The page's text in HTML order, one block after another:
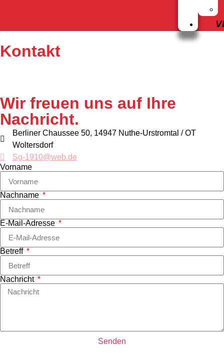
Kontakt
Wir freuen uns auf Ihre
Nachricht.
Berliner Chaussee 50, 14947 Nuthe-Urstromtal / OT
Woltersdorf
Sg-1910@web.de
Vorname
Nachname
E-Mail-Adresse
Betreff
Nachricht
Senden